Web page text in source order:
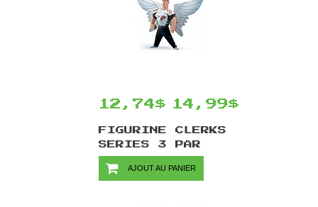
12,74$ 14,99$
FIGURINE CLERKS
SERIES 3 PAR
GRAPHITTI
DESIGNS -
AJOUT AU PANIER